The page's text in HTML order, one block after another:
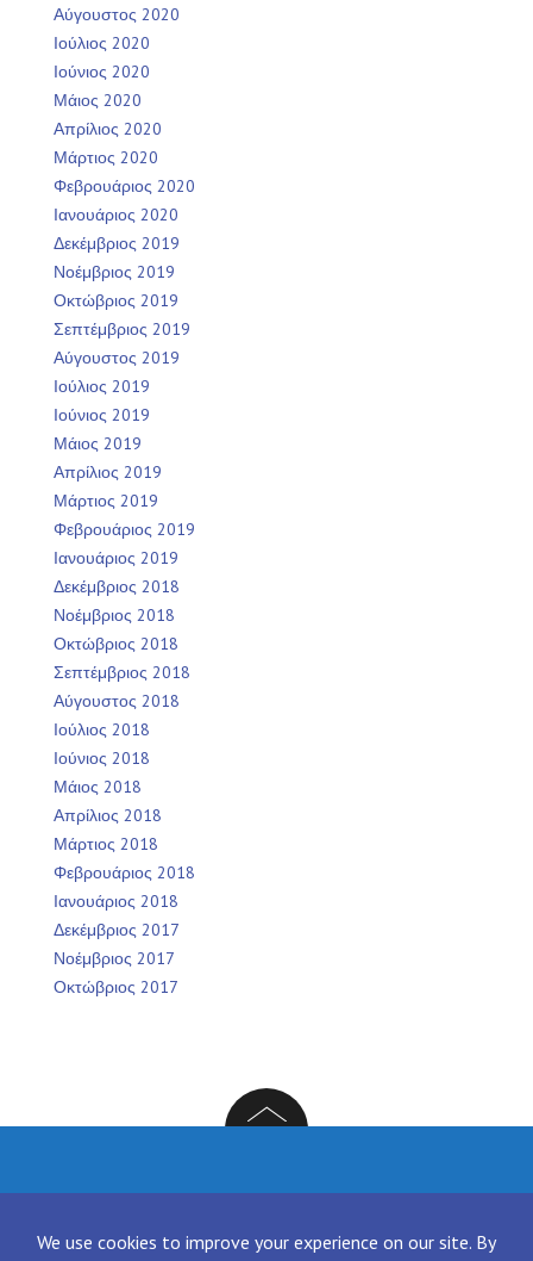
Αύγουστος 2020
Ιούλιος 2020
Ιούνιος 2020
Μάιος 2020
Απρίλιος 2020
Μάρτιος 2020
Φεβρουάριος 2020
Ιανουάριος 2020
Δεκέμβριος 2019
Νοέμβριος 2019
Οκτώβριος 2019
Σεπτέμβριος 2019
Αύγουστος 2019
Ιούλιος 2019
Ιούνιος 2019
Μάιος 2019
Απρίλιος 2019
Μάρτιος 2019
Φεβρουάριος 2019
Ιανουάριος 2019
Δεκέμβριος 2018
Νοέμβριος 2018
Οκτώβριος 2018
Σεπτέμβριος 2018
Αύγουστος 2018
Ιούλιος 2018
Ιούνιος 2018
Μάιος 2018
Απρίλιος 2018
Μάρτιος 2018
Φεβρουάριος 2018
Ιανουάριος 2018
Δεκέμβριος 2017
Νοέμβριος 2017
Οκτώβριος 2017
Facebook
TwitterInstagram
LinkedIn